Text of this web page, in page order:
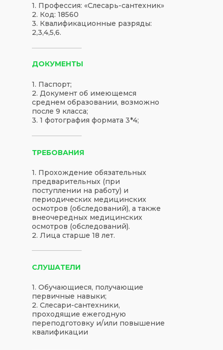
ДОКУМЕНТЫ
СЛУШАТЕЛИ
ТРЕБОВАНИЯ
1. Профессия: «Слесарь-сантехник»
2. Код: 18560
3. Квалификационные разряды:
2,3,4,5,6.
1. Паспорт;
2. Документ об имеющемся
среднем образовании, возможно
после 9 класса;
3. 1 фотография формата 3*4;
1. Обучающиеся, получающие
первичные навыки;
2. Слесари-сантехники,
проходящие ежегодную
переподготовку и/или повышение
квалификации
1. Прохождение обязательных
предварительных (при
поступлении на работу) и
периодических медицинских
осмотров (обследований), а также
внеочередных медицинских
осмотров (обследований).
2. Лица старше 18 лет.